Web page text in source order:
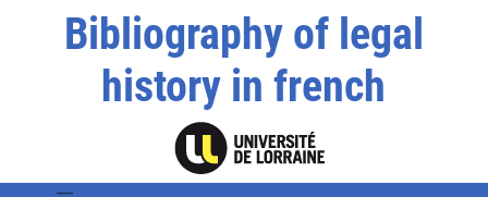
Bibliography of legal
history in french